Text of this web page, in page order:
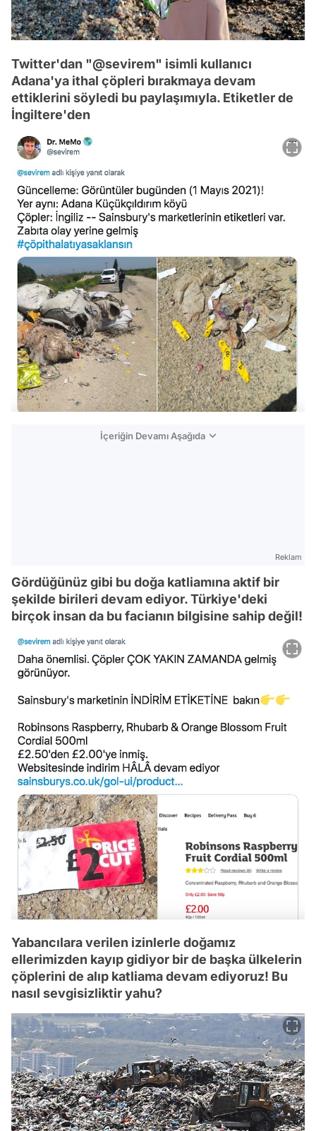
Twitter'dan "@sevirem" isimli kullanıcı
Adana'ya ithal çöpleri bırakmaya devam
ettiklerini söyledi bu paylaşımıyla. Etiketler de
İngiltere'den
İçeriğin Devamı Aşağıda
Reklam
Gördüğünüz gibi bu doğa katliamına aktif bir
şekilde birileri devam ediyor. Türkiye'deki
birçok insan da bu facianın bilgisine sahip değil!
Yabancılara verilen izinlerle doğamız
ellerimizden kayıp gidiyor bir de başka ülkelerin
çöplerini de alıp katliama devam ediyoruz! Bu
nasıl sevgisizliktir yahu?